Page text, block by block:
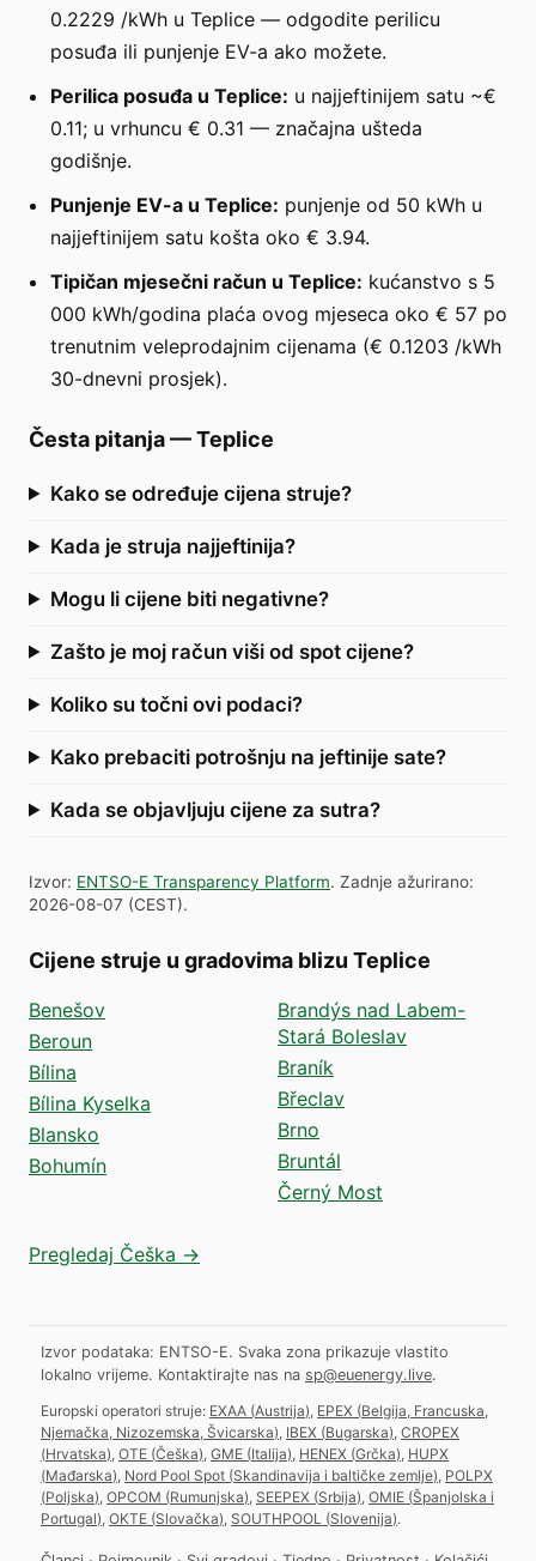
0.2229 /kWh u Teplice — odgodite perilicu
posuđa ili punjenje EV-a ako možete.
Perilica posuđa u Teplice: u najjeftinijem satu ~€
0.11; u vrhuncu € 0.31 — značajna ušteda
godišnje.
Punjenje EV-a u Teplice: punjenje od 50 kWh u
najjeftinijem satu košta oko € 3.94.
Tipičan mjesečni račun u Teplice: kućanstvo s 5
000 kWh/godina plaća ovog mjeseca oko € 57 po
trenutnim veleprodajnim cijenama (€ 0.1203 /kWh
30-dnevni prosjek).
Česta pitanja—Teplice
Kako se određuje cijena struje?
Kada je struja najjeftinija?
Mogu li cijene biti negativne?
Zašto je moj račun viši od spot cijene?
Koliko su točni ovi podaci?
Kako prebaciti potrošnju na jeftinije sate?
Kada se objavljuju cijene za sutra?
Izvor: ENTSO-E Transparency Platform. Zadnje ažurirano:
2026-08-07 (CEST).
Cijene struje u gradovima blizu Teplice
Benešov
Beroun
Bílina
Bílina Kyselka
Blansko
Bohumín
Brandýs nad Labem-
Stará Boleslav
Braník
Břeclav
Brno
Bruntál
Černý Most
Pregledaj Češka →
Izvor podataka: ENTSO-E. Svaka zona prikazuje vlastito
lokalno vrijeme. Kontaktirajte nas na sp@euenergy.live.
Europski operatori struje: EXAA (Austrija) EPEX (Belgija, Francuska,
Njemačka, Nizozemska, Švicarska) IBEX (Bugarska) CROPEX
(Hrvatska) OTE (Češka) GME (Italija) HENEX (Grčka) HUPX
(Mađarska) Nord Pool Spot (Skandinavija i baltičke zemlje) POLPX
(Poljska) OPCOM (Rumunjska) SEEPEX (Srbija) OMIE (Španjolska i
Portugal) OKTE (Slovačka) SOUTHPOOL (Slovenija).